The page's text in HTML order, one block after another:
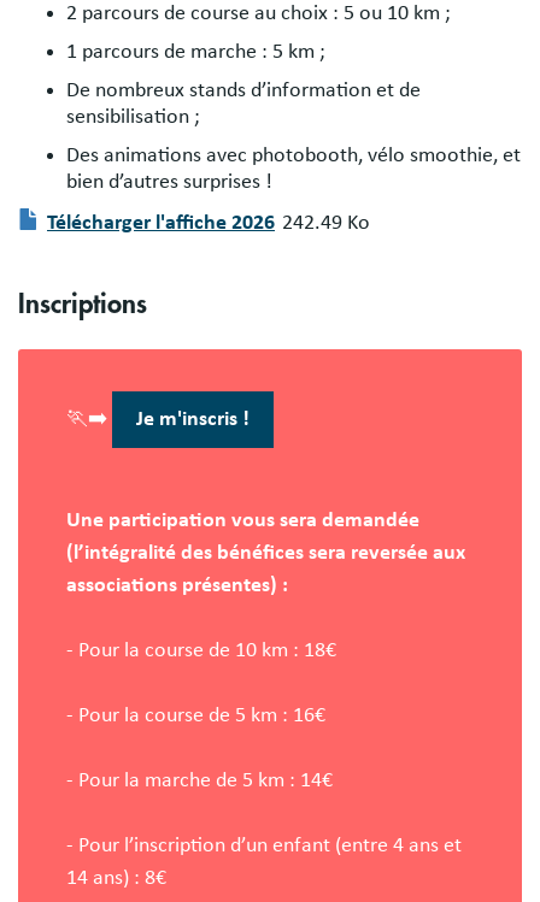
2 parcours de course au choix : 5 ou 10 km ;
1 parcours de marche : 5 km ;
De nombreux stands d’information et de
sensibilisation ;
Des animations avec photobooth, vélo smoothie, et
bien d’autres surprises !
Document
Télécharger l'affiche 2026 242.49 Ko
Inscriptions
🏃‍➡️ Je m'inscris !
Une participation vous sera demandée
(l’intégralité des bénéfices sera reversée aux
associations présentes) :
- Pour la course de 10 km : 18€
- Pour la course de 5 km : 16€
- Pour la marche de 5 km : 14€
- Pour l’inscription d’un enfant (entre 4 ans et
14 ans) : 8€